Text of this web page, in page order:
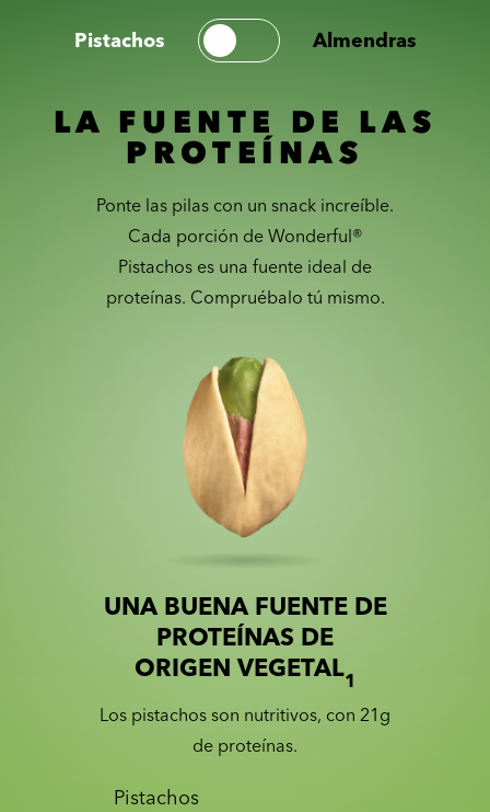
Pistachos Almendras
LA FUENTE DE LAS
PROTEÍNAS
Ponte las pilas con un snack increíble.
Cada porción de Wonderful®
Pistachos es una fuente ideal de
proteínas. Compruébalo tú mismo.
Slider with nutrition information
Slide 1 of 2
UNA BUENA FUENTE DE
PROTEÍNAS DE
ORIGEN VEGETAL1
Los pistachos son nutritivos, con 21g
de proteínas.
Pistachos